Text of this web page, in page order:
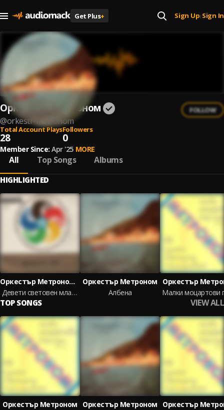
Get Plus+ Sign Up| Sign In
Оркестър Метроном
@orkestr-metronom
FOLLOW
Total Account Plays
28
Followers
0
Member Since: Apr '25 MORE
All Top Songs Albums
HIGHLIGHTED
Оркестър Метроном, Студио 5
Девети световен младежки фестивал: осма плоча
Оркестър Метроном
Албена
Оркестър
TOP SONGS VIEW ALL
Оркестър Метроном
Оркестър Метроном
Оркестър